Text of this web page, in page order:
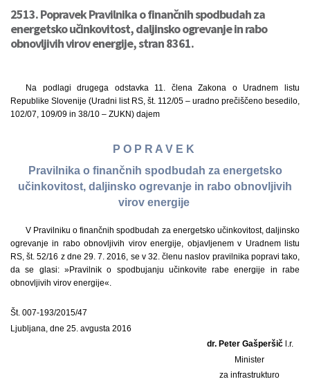
2513. Popravek Pravilnika o finančnih spodbudah za
energetsko učinkovitost, daljinsko ogrevanje in rabo
obnovljivih virov energije, stran 8361.
Na podlagi drugega odstavka 11. člena Zakona o Uradnem listu
Republike Slovenije (Uradni list RS, št. 112/05 – uradno prečiščeno besedilo,
102/07, 109/09 in 38/10 – ZUKN) dajem
P O P R A V E K
Pravilnika o finančnih spodbudah za energetsko
učinkovitost, daljinsko ogrevanje in rabo obnovljivih
virov energije
V Pravilniku o finančnih spodbudah za energetsko učinkovitost, daljinsko
ogrevanje in rabo obnovljivih virov energije, objavljenem v Uradnem listu
RS, št. 52/16 z dne 29. 7. 2016, se v 32. členu naslov pravilnika popravi tako,
da se glasi: »Pravilnik o spodbujanju učinkovite rabe energije in rabe
obnovljivih virov energije«.
Št. 007-193/2015/47
Ljubljana, dne 25. avgusta 2016
dr. Peter Gašperšič l.r.
Minister
za infrastrukturo